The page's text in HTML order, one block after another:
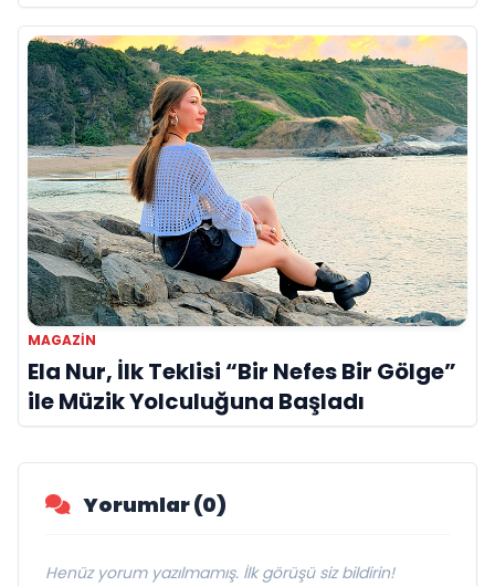
MAGAZIN
Ela Nur, İlk Teklisi “Bir Nefes Bir Gölge”
ile Müzik Yolculuğuna Başladı
Yorumlar (0)
Henüz yorum yazılmamış. İlk görüşü siz bildirin!